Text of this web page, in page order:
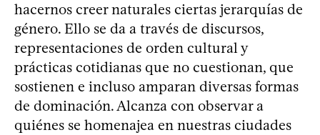
hacernos creer naturales ciertas jerarquías de
género. Ello se da a través de discursos,
representaciones de orden cultural y
prácticas cotidianas que no cuestionan, que
sostienen e incluso amparan diversas formas
de dominación. Alcanza con observar a
quiénes se homenajea en nuestras ciudades